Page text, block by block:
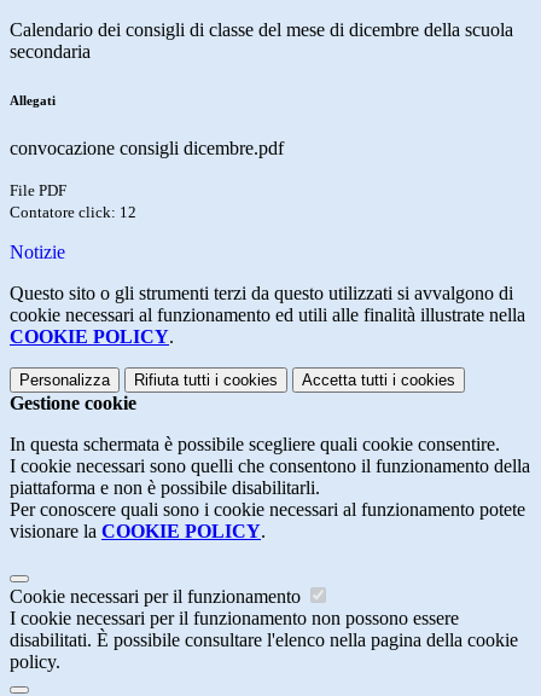
Calendario dei consigli di classe del mese di dicembre della scuola
secondaria
Allegati
convocazione consigli dicembre.pdf
File PDF
Contatore click: 12
Notizie
Questo sito o gli strumenti terzi da questo utilizzati si avvalgono di
cookie necessari al funzionamento ed utili alle finalità illustrate nella
COOKIE POLICY.
Personalizza Rifiuta tutti i cookies Accetta tutti i cookies
Gestione cookie
In questa schermata è possibile scegliere quali cookie consentire.
I cookie necessari sono quelli che consentono il funzionamento della
piattaforma e non è possibile disabilitarli.
Per conoscere quali sono i cookie necessari al funzionamento potete
visionare la COOKIE POLICY.
Cookie necessari per il funzionamento
I cookie necessari per il funzionamento non possono essere
disabilitati. È possibile consultare l'elenco nella pagina della cookie
policy.